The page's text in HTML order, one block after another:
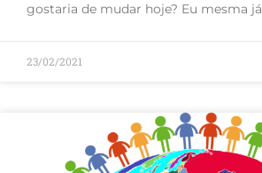
gostaria de mudar hoje? Eu mesma já
23/02/2021